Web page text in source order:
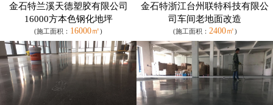
金石特兰溪天德塑胶有限公司
16000方本色钢化地坪
(施工面积： 16000㎡)
金石特浙江台州联特科技有限公
司车间老地面改造
(施工面积： 2400㎡)